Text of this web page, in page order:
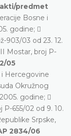
predmet
Bosne i
godine; 
903/03 od 23. 12.
Mostar, broj P-
05
Hercegovine
Okružnog
godine; 
655/02 od 9. 10.
Srpske,
2834/06